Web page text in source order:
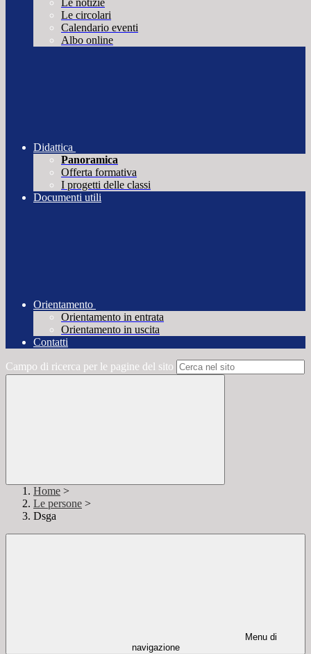
Le notizie
Le circolari
Calendario eventi
Albo online
Didattica
Panoramica
Offerta formativa
I progetti delle classi
Documenti utili
Orientamento
Orientamento in entrata
Orientamento in uscita
Contatti
Campo di ricerca per le pagine del sito
Home >
Le persone >
Dsga
Menu di
navigazione